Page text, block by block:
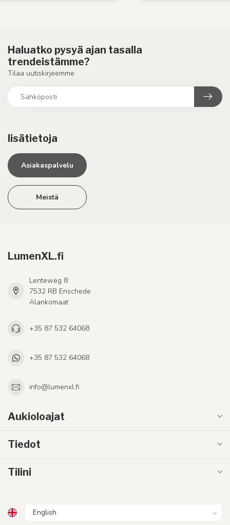
lisätietoja
Asiakaspalvelu
Meistä
Haluatko pysyä ajan tasalla
trendeistämme?
Tilaa uutiskirjeemme
LumenXL.fi
Lenteweg 8
7532 RB Enschede
Alankomaat
+35 87 532 64068
+35 87 532 64068
info@lumenxl.fi
Aukioloajat
Tiedot
Tilini